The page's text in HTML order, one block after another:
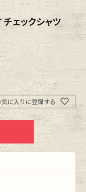
から探す
探す
ェックシャツ
気に入りに登録する